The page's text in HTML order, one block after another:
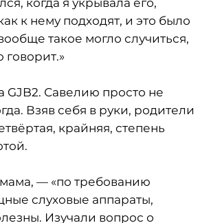
когда я укрывала его,
к нему подходят, и это было
такое могло случиться,
GJB2. Савелию просто не
Взяв себя в руки, родители
крайняя, степень
— «по требованию
слуховые аппараты,
Изучали вопрос о